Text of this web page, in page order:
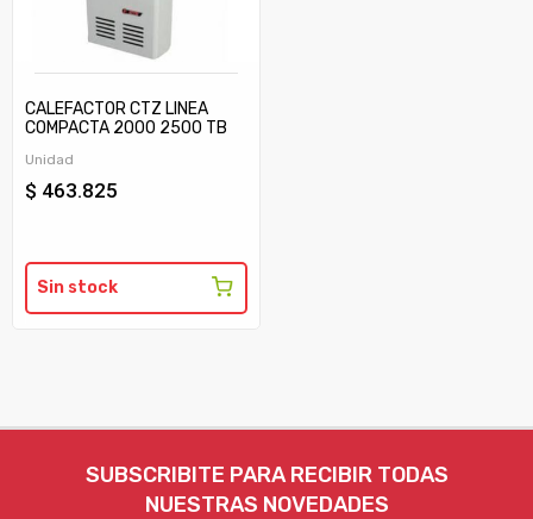
CALEFACTOR CTZ LINEA
COMPACTA 2000 2500 TB
Unidad
$ 463.825
Sin stock
SUBSCRIBITE PARA RECIBIR TODAS
NUESTRAS NOVEDADES